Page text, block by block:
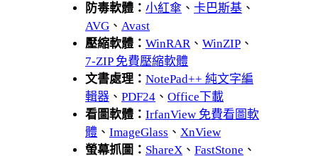
防毒軟體： 小紅傘 、 卡巴斯基 、
AVG 、 Avast
壓縮軟體： WinRAR 、 WinZIP 、
7-ZIP 免費壓縮軟體
文書處理： NotePad++ 純文字編
輯器 、 PDF24 、 Office下載
看圖軟體： IrfanView 免費看圖軟
體 、 ImageGlass 、 XnView
螢幕抓圖： ShareX 、 FastStone 、